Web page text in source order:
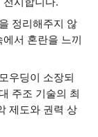
정리해주지 않
서 혼란을 느끼
우딩이 소장되
주조 기술의 최
제도와 권력 상